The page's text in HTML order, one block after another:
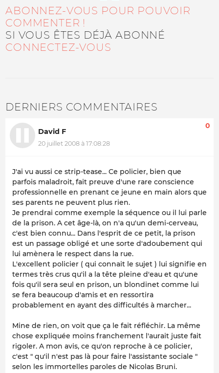
ABONNEZ-VOUS POUR POUVOIR
COMMENTER !
SI VOUS ÊTES DÉJÀ ABONNÉ
CONNECTEZ-VOUS
DERNIERS COMMENTAIRES
David F
20 juillet 2008 à 17:08:28
0
J'ai vu aussi ce strip-tease... Ce policier, bien que
parfois maladroit, fait preuve d'une rare conscience
professionnelle en prenant ce jeune en main alors que
ses parents ne peuvent plus rien.
Je prendrai comme exemple la séquence ou il lui parle
de la prison. A cet âge-là, on n'a qu'un demi-cerveau,
c'est bien connu... Dans l'esprit de ce petit, la prison
est un passage obligé et une sorte d'adoubement qui
lui amènera le respect dans la rue.
L'excellent policier ( qui connait le sujet ) lui signifie en
termes très crus qu'il a la tête pleine d'eau et qu'une
fois qu'il sera seul en prison, un blondinet comme lui
se fera beaucoup d'amis et en ressortira
probablement en ayant des difficultés à marcher...
Mine de rien, on voit que ça le fait réfléchir. La même
chose expliquée moins franchement l'aurait juste fait
rigoler. A mon avis, ce qu'on reproche à ce policier,
c'est " qu'il n'est pas là pour faire l'assistante sociale "
selon les immortelles paroles de Nicolas Bruni.